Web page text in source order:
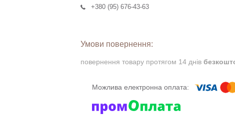
+380 (95) 676-43-63
повернення товару протягом 14 днів